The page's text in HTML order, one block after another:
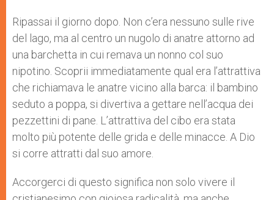
Ripassai il giorno dopo. Non c’era nessuno sulle rive
del lago, ma al centro un nugolo di anatre attorno ad
una barchetta in cui remava un nonno col suo
nipotino. Scoprii immediatamente qual era l’attrattiva
che richiamava le anatre vicino alla barca: il bambino
seduto a poppa, si divertiva a gettare nell’acqua dei
pezzettini di pane. L’attrattiva del cibo era stata
molto più potente delle grida e delle minacce. A Dio
si corre attratti dal suo amore.
Accorgerci di questo significa non solo vivere il